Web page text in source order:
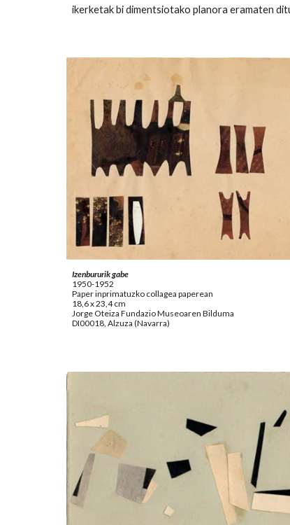
ikerketak bi dimentsiotako planora eramaten
Izenbururik gabe
1950-1952
Paper inprimatuzko collagea paperean
18,6 x 23,4 cm
Jorge Oteiza Fundazio Museoaren Bilduma
DI00018, Alzuza (Navarra)